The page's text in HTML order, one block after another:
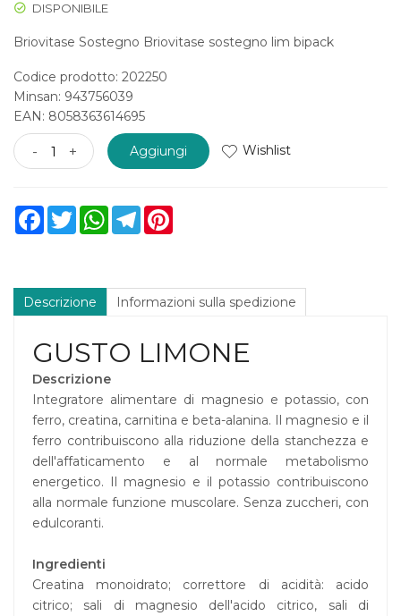
DISPONIBILE
Briovitase Sostegno Briovitase sostegno lim bipack
Codice prodotto: 202250
Minsan: 943756039
EAN: 8058363614695
- + Aggiungi Wishlist
FacebookTwitterWhatsAppTelegram
Descrizione Informazioni sulla spedizione
GUSTO LIMONE
Descrizione
Integratore alimentare di magnesio e potassio, con
ferro, creatina, carnitina e beta-alanina. Il magnesio e il
ferro contribuiscono alla riduzione della stanchezza e
dell'affaticamento e al normale metabolismo
energetico. Il magnesio e il potassio contribuiscono
alla normale funzione muscolare. Senza zuccheri, con
edulcoranti.
Ingredienti
Creatina monoidrato; correttore di acidità: acido
citrico; sali di magnesio dell'acido citrico, sali di